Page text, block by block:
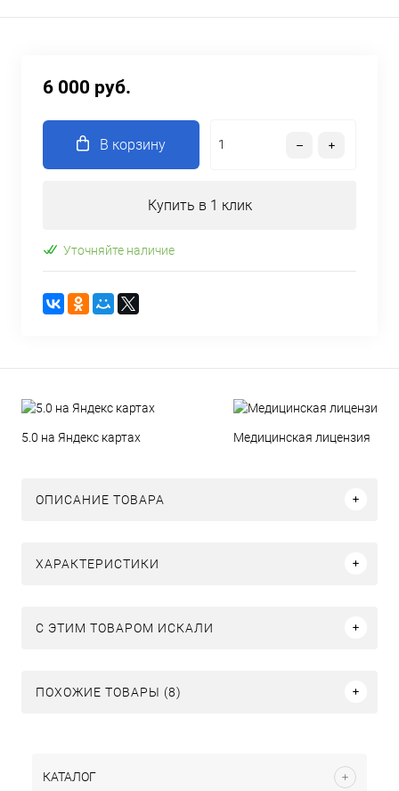
6 000 руб.
В корзину
Купить в 1 клик
Уточняйте наличие
5.0 на Яндекс картах Медицинская лицензия
ОПИСАНИЕ ТОВАРА
ХАРАКТЕРИСТИКИ
C ЭТИМ ТОВАРОМ ИСКАЛИ
ПОХОЖИЕ ТОВАРЫ (8)
КАТАЛОГ